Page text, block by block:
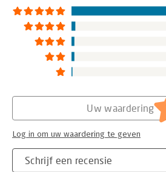
Schrijf een recensie
Uw waardering
Log in om uw waardering te geven